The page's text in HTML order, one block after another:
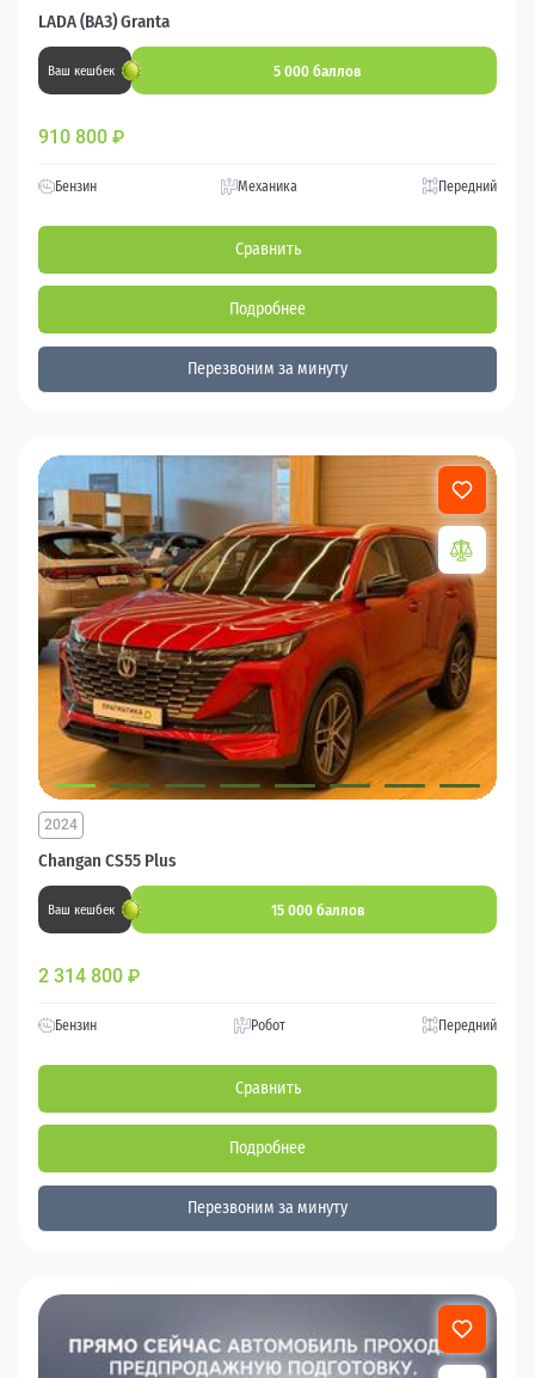
LADA (ВАЗ) Granta
Ваш кешбек 5 000 баллов
910 800 ₽
Бензин Механика Передний
Сравнить
Подробнее
Перезвоним за минуту
Changan CS55 Plus
2024
Ваш кешбек 15 000 баллов
2 314 800 ₽
Бензин Робот Передний
Сравнить
Подробнее
Перезвоним за минуту